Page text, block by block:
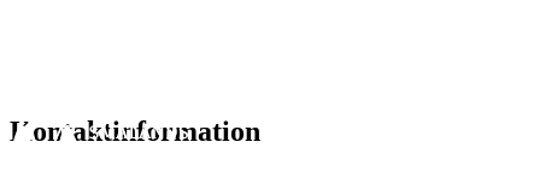
Kontaktinformation